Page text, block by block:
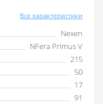
Все характеристики
Nexen
NFera Primus V
215
50
17
91